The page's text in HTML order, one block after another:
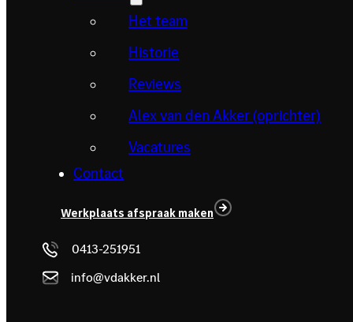
Het team
Historie
Reviews
Alex van den Akker (oprichter)
Vacatures
Contact
Werkplaats afspraak maken
0413-251951
info@vdakker.nl